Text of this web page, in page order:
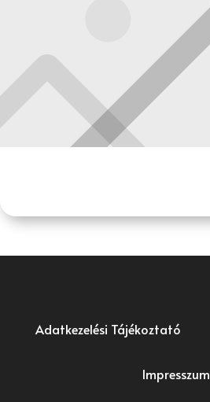
Adatkezelési Tájékoztató
Impresszum